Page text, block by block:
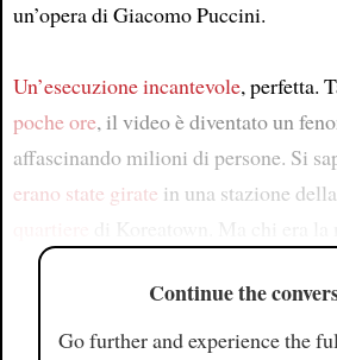
un’opera di Giacomo Puccini.
Un’esecuzione incantevole, perfetta.
poche ore, il video è diventato un
affascinando milioni di persone. Si
erano state girate in una stazione
Continue the
Go further and experience the